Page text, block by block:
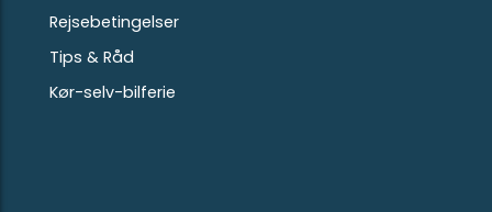
Rejsebetingelser
Tips & Råd
Kør-selv-bilferie